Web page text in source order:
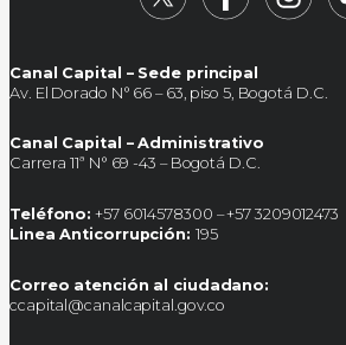
Canal Capital – Sede principal
Av. El Dorado N° 66 – 63, piso 5, Bogotá D.C.
Canal Capital – Administrativo
Carrera 11ª N° 69 -43 – Bogotá D.C.
Teléfono: +57 6014578300 – +57 3209012473
Linea Anticorrupción: 195
Correo atención al ciudadano:
ccapital@canalcapital.gov.co